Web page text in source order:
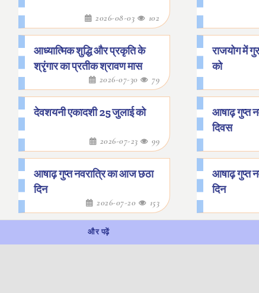
2026-08-03 102
आध्यात्मिक शुद्धि और प्रकृति के
श्रृंगार का प्रतीक श्रावण मास
2026-07-30 79
राजयोग में
को
देवशयनी एकादशी 25 जुलाई को
2026-07-23 99
आषाढ़ गुप्त
दिवस
आषाढ़ गुप्त नवरात्रि का आज छठा
दिन
2026-07-20 153
आषाढ़ गुप्त
दिन
और पढ़ें